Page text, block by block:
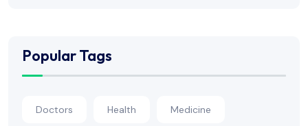
Popular Tags
Doctors Health Medicine